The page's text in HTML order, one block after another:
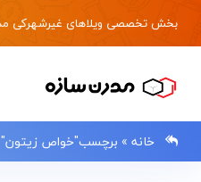
بخش تخصصی ویلاهای غیرشهرکی
خانه» برچسب"خواص زیتون"